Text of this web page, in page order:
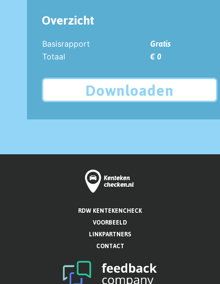
Overzicht
Basisrapport
Gratis
Totaal
€ 0
Downloaden
RDW KENTEKENCHECK
VOORBEELD
LINKPARTNERS
CONTACT